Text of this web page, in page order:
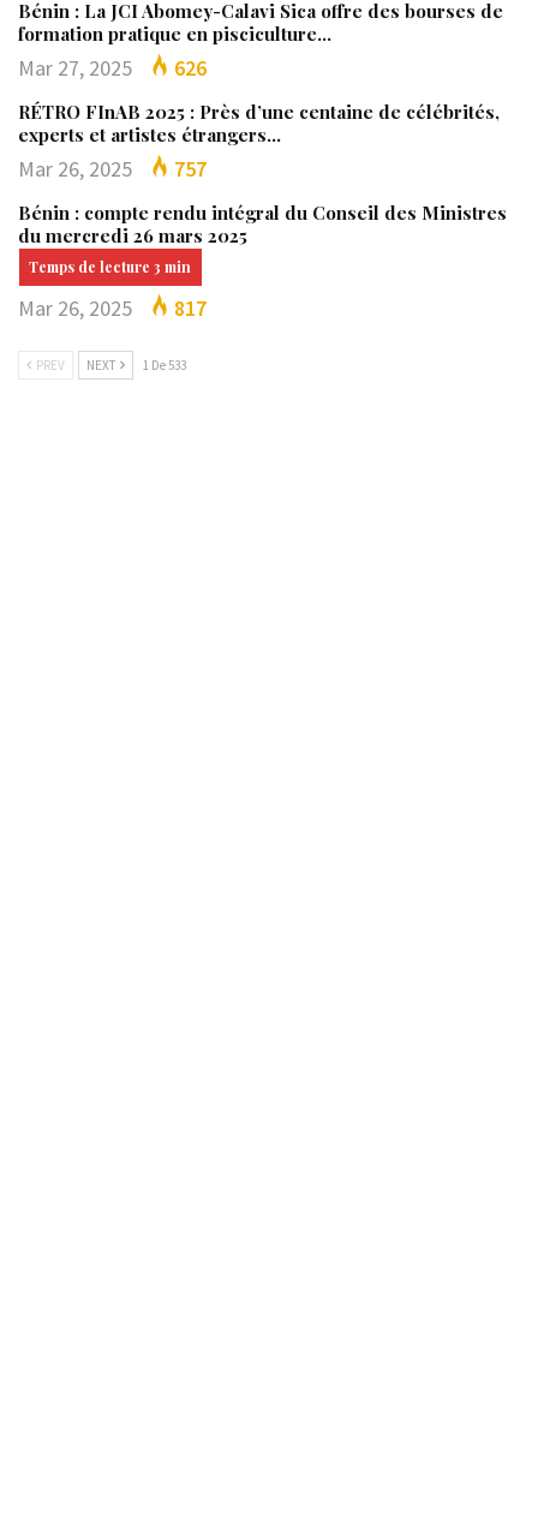
Bénin : La JCI Abomey-Calavi Sica offre des bourses de
formation pratique en pisciculture…
Mar 27, 2025 626
RÉTRO FInAB 2025 : Près d’une centaine de célébrités,
experts et artistes étrangers…
Mar 26, 2025 757
Bénin : compte rendu intégral du Conseil des Ministres
du mercredi 26 mars 2025
Mar 26, 2025 817
PREV NEXT 1 De 533